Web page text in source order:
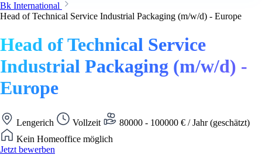
Bk International
Head of Technical Service Industrial Packaging (m/w/d) - Europe
Head of Technical Service
Industrial Packaging (m/w/d) -
Europe
Lengerich Vollzeit
80000 - 100000 € / Jahr (geschätzt)
Kein Homeoffice möglich
Jetzt bewerben